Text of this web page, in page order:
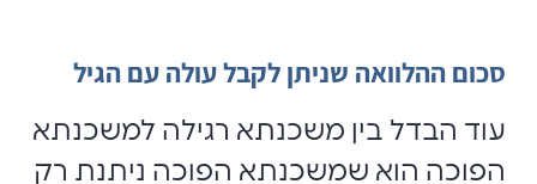
סכום ההלוואה שניתן לקבל עולה עם הגיל
עוד הבדל בין משכנתא רגילה למשכנתא
הפוכה הוא שמשכנתא הפוכה ניתנת רק